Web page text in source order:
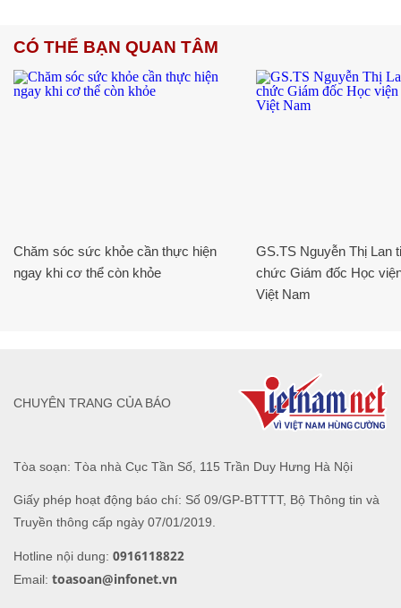
CÓ THỂ BẠN QUAN TÂM
Chăm sóc sức khỏe cần thực hiện
ngay khi cơ thể còn khỏe
GS.TS Nguyễn Thị Lan
chức Giám đốc Học
Việt Nam
Tòa soạn: Tòa nhà Cục Tần Số, 115 Trần Duy Hưng Hà Nội
Giấy phép hoạt động báo chí: Số 09/GP-BTTTT, Bộ Thông tin và
Truyền thông cấp ngày 07/01/2019.
Hotline nội dung: 0916118822
Email: toasoan@infonet.vn
CHUYÊN TRANG CỦA BÁO